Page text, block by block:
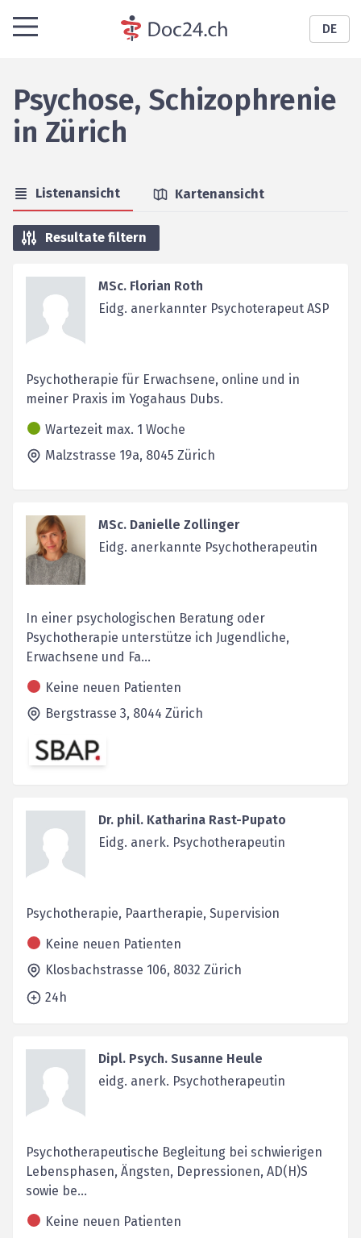
DE
Psychose, Schizophrenie
in Zürich
Listenansicht Kartenansicht
Resultate filtern
MSc. Florian Roth
Eidg. anerkannter Psychoterapeut ASP
Psychotherapie für Erwachsene, online und in
meiner Praxis im Yogahaus Dubs.
Wartezeit max. 1 Woche
Malzstrasse 19a, 8045 Zürich
MSc. Danielle Zollinger
Eidg. anerkannte Psychotherapeutin
In einer psychologischen Beratung oder
Psychotherapie unterstütze ich Jugendliche,
Erwachsene und Fa...
Keine neuen Patienten
Bergstrasse 3, 8044 Zürich
Dr. phil. Katharina Rast-Pupato
Eidg. anerk. Psychotherapeutin
Psychotherapie, Paartherapie, Supervision
Keine neuen Patienten
Klosbachstrasse 106, 8032 Zürich
24h
Dipl. Psych. Susanne Heule
eidg. anerk. Psychotherapeutin
Psychotherapeutische Begleitung bei schwierigen
Lebensphasen, Ängsten, Depressionen, AD(H)S
sowie be...
Keine neuen Patienten